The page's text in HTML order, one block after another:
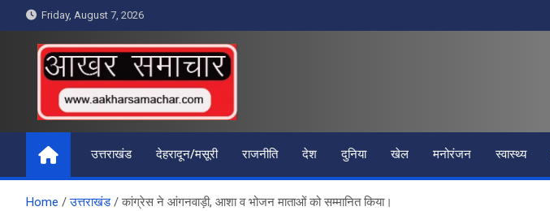
to
content
Friday, August 7, 2026
आखर समाचार
उत्तराखंड देहरादून/मसूरी राजनीति देश दुनिया खेल मनोरंजन स्वास्थ्य
Home उत्तराखंड कांग्रेस ने आंगनवाड़ी, आशा व भोजन माताओं को सम्मानित किया।